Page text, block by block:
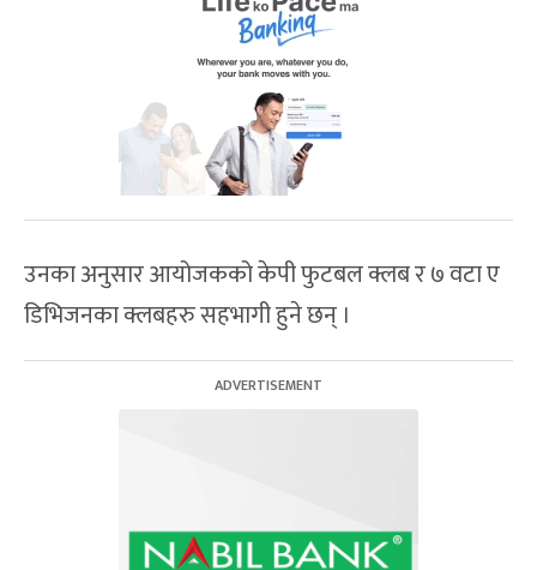
उनका अनुसार आयोजकको केपी फुटबल क्लब र ७ वटा ए
डिभिजनका क्लबहरु सहभागी हुने छन् ।